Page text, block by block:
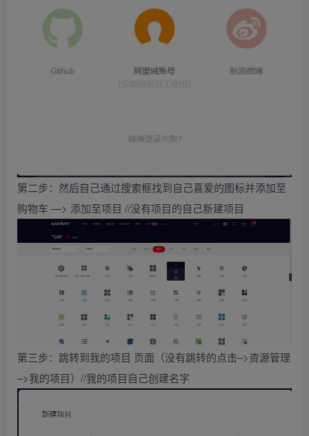
第二步：然后自己通过搜索框找到自己喜爱的图标并添加至
购物车 —> 添加至项目 //没有项目的自己新建项目
第三步：跳转到我的项目 页面（没有跳转的点击–>资源管理
–>我的项目）//我的项目自己创建名字